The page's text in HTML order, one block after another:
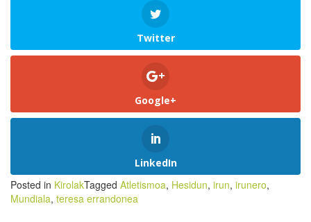
Twitter
Google+
LinkedIn
Posted in KirolakTagged Atletismoa, Hesidun, irun, irunero,
Mundiala, teresa errandonea